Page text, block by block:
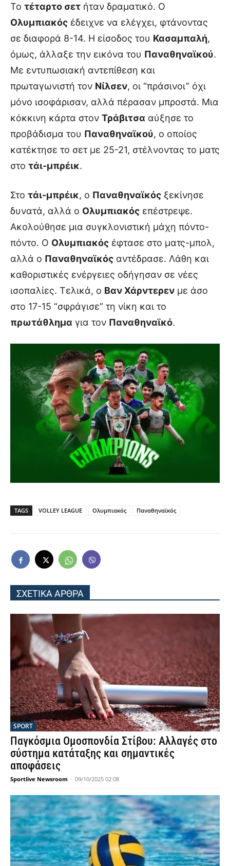
Το τέταρτο σετ ήταν δραματικό. Ο
Ολυμπιακός έδειχνε να ελέγχει, φτάνοντας
σε διαφορά 8-14. Η είσοδος του Κασαμπαλή,
όμως, άλλαξε την εικόνα του Παναθηναϊκού.
Με εντυπωσιακή αντεπίθεση και
πρωταγωνιστή τον Νίλσεν, οι “πράσινοι” όχι
μόνο ισοφάρισαν, αλλά πέρασαν μπροστά. Μια
κόκκινη κάρτα στον Τράβιτσα αύξησε το
προβάδισμα του Παναθηναϊκού, ο οποίος
κατέκτησε το σετ με 25-21, στέλνοντας το ματς
στο τάι-μπρέικ.
Στο τάι-μπρέικ, ο Παναθηναϊκός ξεκίνησε
δυνατά, αλλά ο Ολυμπιακός επέστρεψε.
Ακολούθησε μια συγκλονιστική μάχη πόντο-
πόντο. Ο Ολυμπιακός έφτασε στο ματς-μπολ,
αλλά ο Παναθηναϊκός αντέδρασε. Λάθη και
καθοριστικές ενέργειες οδήγησαν σε νέες
ισοπαλίες. Τελικά, ο Βαν Χάρντερεν με άσο
στο 17-15 “σφράγισε” τη νίκη και το
πρωτάθλημα για τον Παναθηναϊκό.
TAGS VOLLEY LEAGUE Ολυμπιακός Παναθηναϊκός
ΣΧΕΤΙΚΑ ΑΡΘΡΑ
SPORT
Παγκόσμια Ομοσπονδία Στίβου: Αλλαγές στο
σύστημα κατάταξης και σημαντικές
αποφάσεις
Sportlive Newsroom - 09/10/2025 02:08